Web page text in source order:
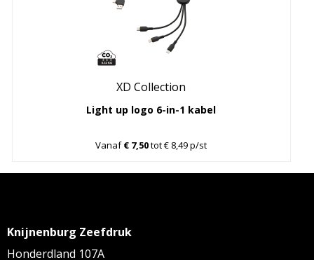
XD Collection
Light up logo 6-in-1 kabel
Vanaf€ 7,50tot € 8,49 p/st
Knijnenburg Zeefdruk
Honderdland 107A